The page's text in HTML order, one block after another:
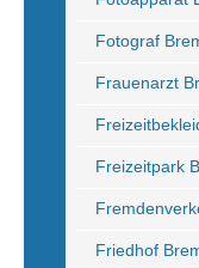
Fotograf
Frauenarzt
Freizeitpark
Friedhof